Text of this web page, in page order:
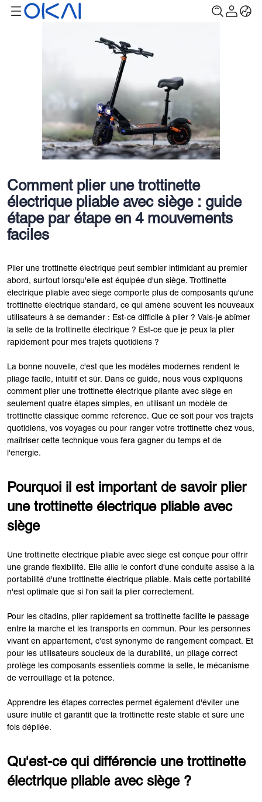
Comment plier une trottinette
électrique pliable avec siège : guide
étape par étape en 4 mouvements
faciles
Plier une trottinette électrique peut sembler intimidant au premier
abord, surtout lorsqu'elle est équipée d'un siège. Trottinette
électrique pliable avec siège comporte plus de composants qu'une
trottinette électrique standard, ce qui amène souvent les nouveaux
utilisateurs à se demander : Est-ce difficile à plier ? Vais-je abîmer
la selle de la trottinette électrique ? Est-ce que je peux la plier
rapidement pour mes trajets quotidiens ?
La bonne nouvelle, c'est que les modèles modernes rendent le
pliage facile, intuitif et sûr. Dans ce guide, nous vous expliquons
comment plier une trottinette électrique pliante avec siège en
seulement quatre étapes simples, en utilisant un modèle de
trottinette classique comme référence. Que ce soit pour vos trajets
quotidiens, vos voyages ou pour ranger votre trottinette chez vous,
maîtriser cette technique vous fera gagner du temps et de
l'énergie.
Pourquoi il est important de savoir plier
une trottinette électrique pliable avec
siège
Une trottinette électrique pliable avec siège est conçue pour offrir
une grande flexibilité. Elle allie le confort d'une conduite assise à la
portabilité d'une trottinette électrique pliable. Mais cette portabilité
n'est optimale que si l'on sait la plier correctement.
Pour les citadins, plier rapidement sa trottinette facilite le passage
entre la marche et les transports en commun. Pour les personnes
vivant en appartement, c'est synonyme de rangement compact. Et
pour les utilisateurs soucieux de la durabilité, un pliage correct
protège les composants essentiels comme la selle, le mécanisme
de verrouillage et la potence.
Apprendre les étapes correctes permet également d'éviter une
usure inutile et garantit que la trottinette reste stable et sûre une
fois dépliée.
Qu'est-ce qui différencie une trottinette
électrique pliable avec siège ?